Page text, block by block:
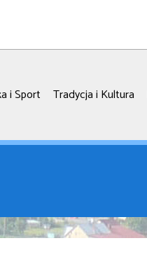
i Sport Tradycja i Kultura